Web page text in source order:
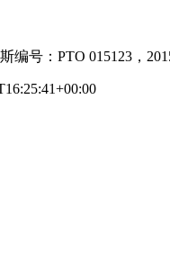
编号：РТО 015123，